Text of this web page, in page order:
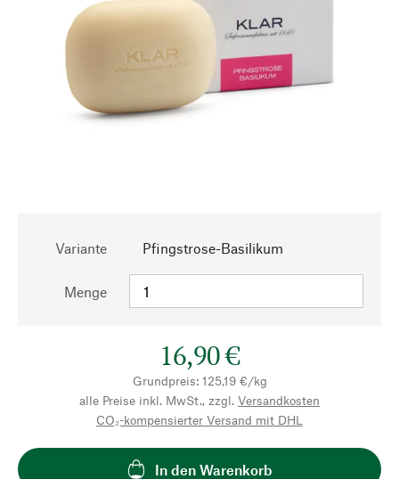
Variante Pfingstrose-Basilikum
Menge
16,90 €
Grundpreis: 125,19 €/kg
alle Preise inkl. MwSt., zzgl. Versandkosten
CO₂-kompensierter Versand mit DHL
In den Warenkorb